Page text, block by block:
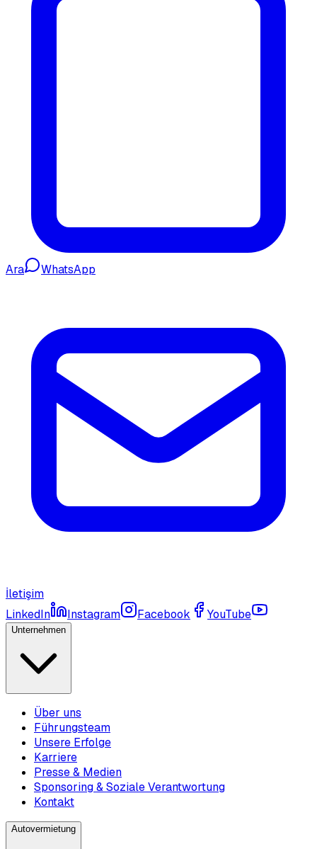
Ara WhatsApp
İletişim
LinkedIn
Instagram Facebook YouTube
Unternehmen
Über uns
Führungsteam
Unsere Erfolge
Karriere
Presse & Medien
Sponsoring & Soziale Verantwortung
Kontakt
Autovermietung